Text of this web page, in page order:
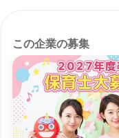
この企業の募集